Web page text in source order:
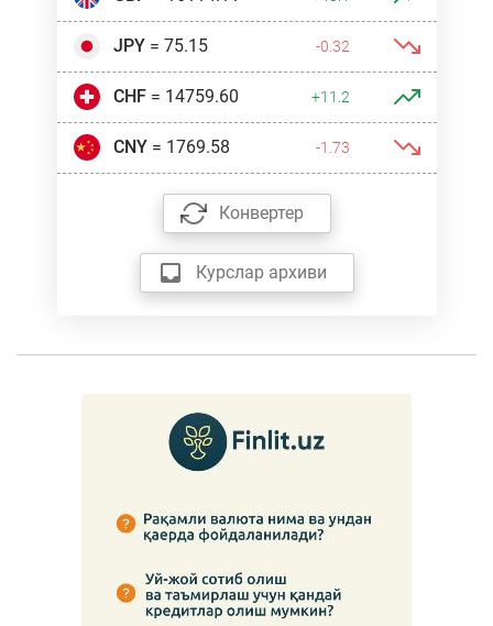
JPY= 75.15 -0.32
CHF= 14759.60 +11.2
CNY= 1769.58 -1.73
Конвертер
Курслар архиви